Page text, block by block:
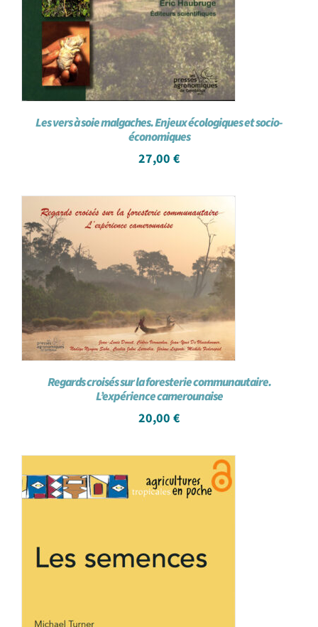
Les vers à soie malgaches. Enjeux écologiques et socio-
économiques
27,00 €
Regards croisés sur la foresterie communautaire.
L’expérience camerounaise
20,00 €